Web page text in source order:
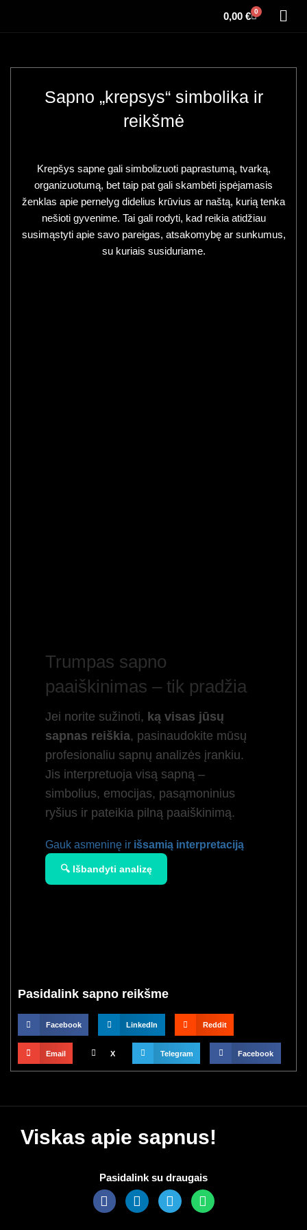
0,00 € 0
Sapno „krepsys“ simbolika ir
reikšmė
Krepšys sapne gali simbolizuoti paprastumą, tvarką,
organizuotumą, bet taip pat gali skambėti įspėjamasis
ženklas apie pernelyg didelius krūvius ar naštą, kurią tenka
nešioti gyvenime. Tai gali rodyti, kad reikia atidžiau
susimąstyti apie savo pareigas, atsakomybę ar sunkumus,
su kuriais susiduriame.
Trumpas sapno
paaiškinimas – tik pradžia
Jei norite sužinoti, ką visas jūsų
sapnas reiškia, pasinaudokite mūsų
profesionaliu sapnų analizės įrankiu.
Jis interpretuoja visą sapną –
simbolius, emocijas, pasąmoninius
ryšius ir pateikia pilną paaiškinimą.
Gauk asmeninę ir išsamią interpretaciją
🔍 Išbandyti analizę
Pasidalink sapno reikšme
Facebook LinkedIn Reddit
Email X Telegram Facebook
Viskas apie sapnus!
Pasidalink su draugais